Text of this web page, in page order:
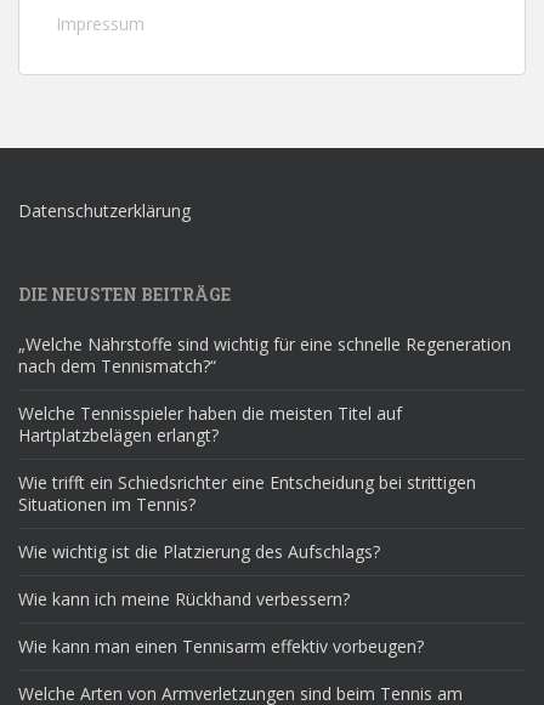
Impressum
Datenschutzerklärung
DIE NEUSTEN BEITRÄGE
„Welche Nährstoffe sind wichtig für eine schnelle Regeneration
nach dem Tennismatch?“
Welche Tennisspieler haben die meisten Titel auf
Hartplatzbelägen erlangt?
Wie trifft ein Schiedsrichter eine Entscheidung bei strittigen
Situationen im Tennis?
Wie wichtig ist die Platzierung des Aufschlags?
Wie kann ich meine Rückhand verbessern?
Wie kann man einen Tennisarm effektiv vorbeugen?
Welche Arten von Armverletzungen sind beim Tennis am